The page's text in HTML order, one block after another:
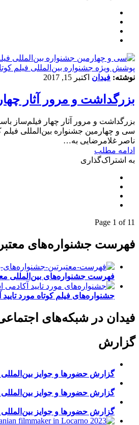
پوشش ویژه جشنواره بین‌المللی فیلم
نوشته: فیدان اکتبر 15, 2017
بزرگداشت و مرور آثار
بزرگداشت و مرور آثار چهار فیلم‌ساز
سی و چهارمین جشنواره بین‌المللی فیلم
ناصر غلامرضایی به…
ادامه مطلب
به اشتراک‌گذاری
Page 1 of 11
فهرست جشنواره‌های معتبر
فهرست جشنواره‌های بین‌المللی
جشنواره‌های فیلم کوتاه مورد تایید
فیدان در شبکه‌های
گزارش
گزارش حضورها و جوایز بین‌المللی
گزارش حضورها و جوایز بین‌المللی
گزارش حضورها و جوایز بین‌المللی